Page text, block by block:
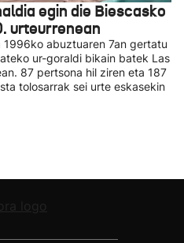
egin die Biescasko
urteurrenean
abuztuaren 7an gertatu
ur-goraldi bikain batek Las
87 pertsona hil ziren eta 187
tolosarrak sei urte eskasekin